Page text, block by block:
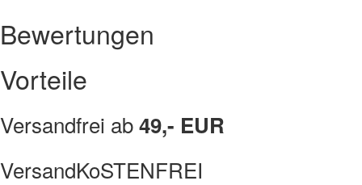
Bewertungen
Vorteile
Versandfrei ab49,- EUR
VersandKoSTENFREI